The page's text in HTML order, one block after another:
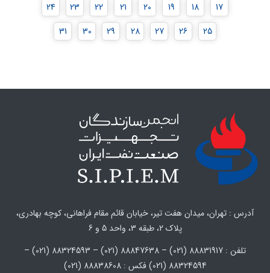
17
18
19
20
21
22
23
24
25
26
27
28
29
30
31
آدرس : تهران، میدان هفت تیر، خیابان قائم مقام فراهانی، کوچه بهادری،
پلاک 2، طبقه 3، واحد 5 و 6
تلفن : 88831917 (021) – 88847638 (021) – 88324593 (021) –
88324594 (021) فکس : 88838608 (021)